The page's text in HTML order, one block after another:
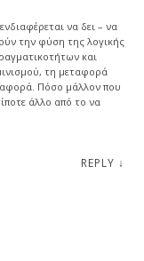
να δει – να
την φύση της λογικής
και
τη μεταφορά
Πόσο μάλλον που
άλλο από το να
REPLY ↓